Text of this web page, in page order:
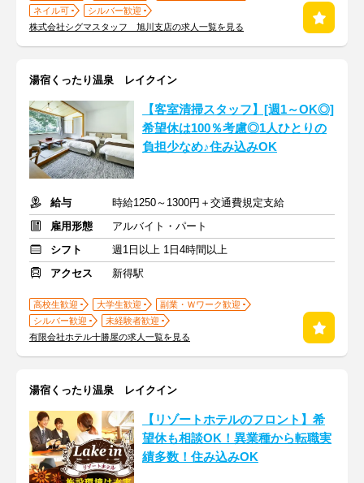
ネイル可
シルバー歓迎
株式会社シグマスタッフ 旭川支店の求人一覧を見る
湯宿くったり温泉 レイクイン
【客室清掃スタッフ】[週1～OK◎]
希望休は100％考慮◎1人ひとりの
負担少なめ♪住み込みOK
給与
時給1250～1300円＋交通費規定支給
雇用形態
アルバイト・パート
シフト
週1日以上 1日4時間以上
アクセス
新得駅
高校生歓迎 大学生歓迎
副業・Ｗワーク歓迎
シルバー歓迎
未経験者歓迎
有限会社ホテル十勝屋の求人一覧を見る
湯宿くったり温泉 レイクイン
【リゾートホテルのフロント】希
望休も相談OK！異業種から転職実
績多数！住み込みOK